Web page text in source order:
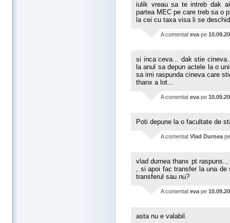
iulik vreau sa te intreb dak
partea MEC pe care treb sa o
la cei cu taxa visa li se
A comentat eva pe
si inca ceva... dak stie
la anul sa depun actele la o
sa imi raspunda cineva care
thanx a lot...
A comentat eva pe
Poti depune la o facultate de
A comentat Vlad Durnea
vlad durnea thanx pt
, si apoi fac transfer la una
transferul sau nu?
A comentat eva pe
asta nu e valabil.